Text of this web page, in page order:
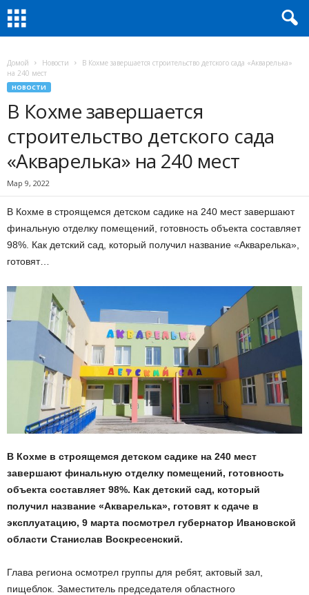
Домой Новости
В Кохме завершается строительство детского сада «Акварелька»
на 240 мест
НОВОСТИ
В Кохме завершается
строительство детского сада
«Акварелька» на 240 мест
Мар 9, 2022
В Кохме в строящемся детском садике на 240 мест завершают
финальную отделку помещений, готовность объекта составляет
98%. Как детский сад, который получил название «Акварелька»,
готовят…
В Кохме в строящемся детском садике на 240 мест
завершают финальную отделку помещений, готовность
объекта составляет 98%. Как детский сад, который
получил название «Акварелька», готовят к сдаче в
эксплуатацию, 9 марта посмотрел губернатор Ивановской
области Станислав Воскресенский.
Глава региона осмотрел группы для ребят, актовый зал,
пищеблок. Заместитель председателя областного